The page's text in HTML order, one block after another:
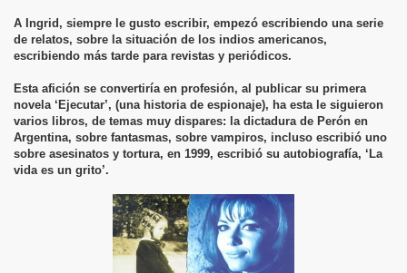
A Ingrid, siempre le gusto escribir, empezó escribiendo una serie
de relatos, sobre la situación de los indios americanos,
escribiendo más tarde para revistas y periódicos.
Esta afición se convertiría en profesión, al publicar su primera
novela ‘Ejecutar’, (una historia de espionaje), ha esta le siguieron
varios libros, de temas muy dispares: la dictadura de Perón en
Argentina, sobre fantasmas, sobre vampiros, incluso escribió uno
sobre asesinatos y tortura, en 1999, escribió su autobiografía, ‘La
vida es un grito’.